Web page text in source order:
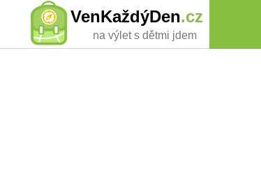
VenKaždýDen.cz
na výlet s dětmi jdem